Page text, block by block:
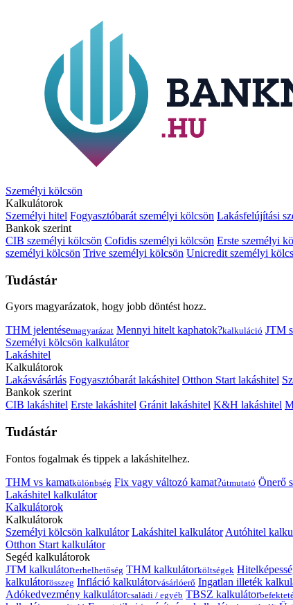
Személyi kölcsön
Kalkulátorok
Személyi hitel Fogyasztóbarát személyi kölcsön Lakásfelújítási
Bankok szerint
CIB személyi kölcsön Cofidis személyi kölcsön Erste személyi
személyi kölcsön Trive személyi kölcsön Unicredit személyi
Tudástár
Gyors magyarázatok, hogy jobb döntést hozz.
THM jelentésemagyarázat Mennyi hitelt kaphatok?kalkuláció JTM
Személyi kölcsön kalkulátor
Lakáshitel
Kalkulátorok
Lakásvásárlás Fogyasztóbarát lakáshitel Otthon Start lakáshitel
Bankok szerint
CIB lakáshitel Erste lakáshitel Gránit lakáshitel K&H lakáshitel
Tudástár
Fontos fogalmak és tippek a lakáshitelhez.
THM vs kamatkülönbség Fix vagy változó kamat?útmutató Önerő
Lakáshitel kalkulátor
Kalkulátorok
Kalkulátorok
Személyi kölcsön kalkulátor Lakáshitel kalkulátor Autóhitel
Otthon Start kalkulátor
Segéd kalkulátorok
JTM kalkulátorterhelhetőség THM kalkulátorköltségek
kalkulátorösszeg Infláció kalkulátorvásárlóerő Ingatlan illeték
Adókedvezmény kalkulátorcsaládi / egyéb TBSZ kalkulátor